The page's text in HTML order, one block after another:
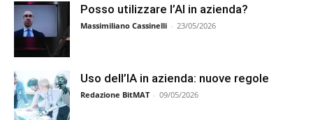
Posso utilizzare l’AI in azienda?
Massimiliano Cassinelli - 23/05/2026
Uso dell’IA in azienda: nuove regole
Redazione BitMAT - 09/05/2026